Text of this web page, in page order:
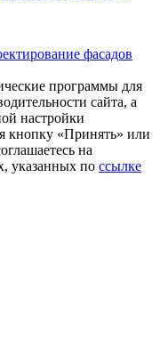
фасадов
программы для
сайта, а
настройки
кнопку «Принять» или
на
указанных по ссылке